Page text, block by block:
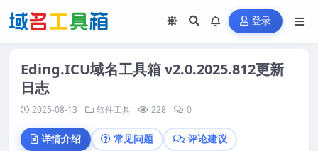
登录
Eding.ICU域名工具箱 v2.0.2025.812更新
日志
2025-08-13 软件工具 228 0
详情介绍 常见问题 评论建议